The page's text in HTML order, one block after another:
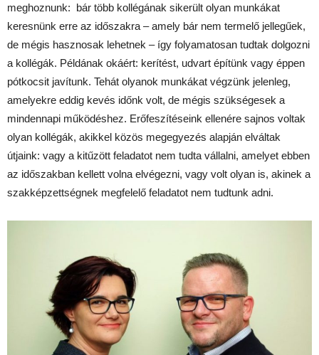
meghoznunk: bár több kollégának sikerült olyan munkákat
keresnünk erre az időszakra – amely bár nem termelő jellegűek,
de mégis hasznosak lehetnek – így folyamatosan tudtak dolgozni
a kollégák. Példának okáért: kerítést, udvart építünk vagy éppen
pótkocsit javítunk. Tehát olyanok munkákat végzünk jelenleg,
amelyekre eddig kevés időnk volt, de mégis szükségesek a
mindennapi működéshez. Erőfeszítéseink ellenére sajnos voltak
olyan kollégák, akikkel közös megegyezés alapján elváltak
útjaink: vagy a kitűzött feladatot nem tudta vállalni, amelyet ebben
az időszakban kellett volna elvégezni, vagy volt olyan is, akinek a
szakképzettségnek megfelelő feladatot nem tudtunk adni.